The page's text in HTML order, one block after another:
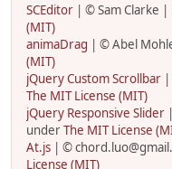
SCEditor | © Sam Clarke
(MIT)
animaDrag | © Abel
(MIT)
jQuery Custom Scrollbar
The MIT License (MIT)
jQuery Responsive Slider
underThe MIT License
At.js | ©
License (MIT)